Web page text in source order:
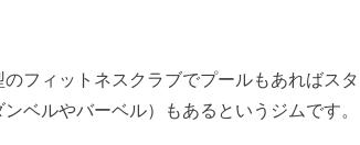
フィットネスクラブでプールもあればスタ
ベルやバーベル）もあるというジムです。